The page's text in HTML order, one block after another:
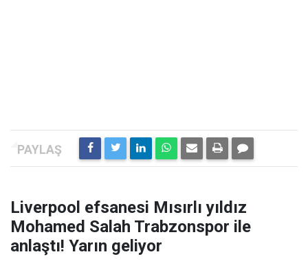
Liverpool efsanesi Mısırlı yıldız
Mohamed Salah Trabzonspor ile
anlaştı! Yarın geliyor